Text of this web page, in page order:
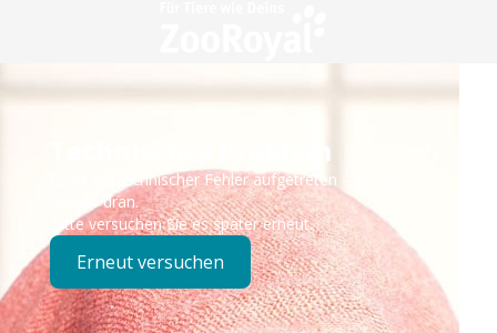
Technisches Problem
Es ist ein technischer Fehler aufgetreten – wir sind
bereits dran.
Bitte versuchen Sie es später erneut.
Erneut versuchen